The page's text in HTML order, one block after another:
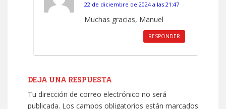
22 de diciembre de 2024 a las 21:47
Muchas gracias, Manuel
RESPONDER
DEJA UNA RESPUESTA
Tu dirección de correo electrónico no será
publicada. Los campos obligatorios están marcados